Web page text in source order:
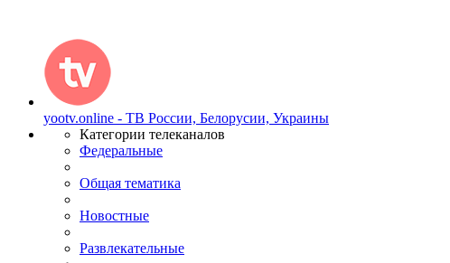
yootv.online - ТВ России, Белорусии, Украины
Категории телеканалов
Федеральные
Общая тематика
Новостные
Развлекательные